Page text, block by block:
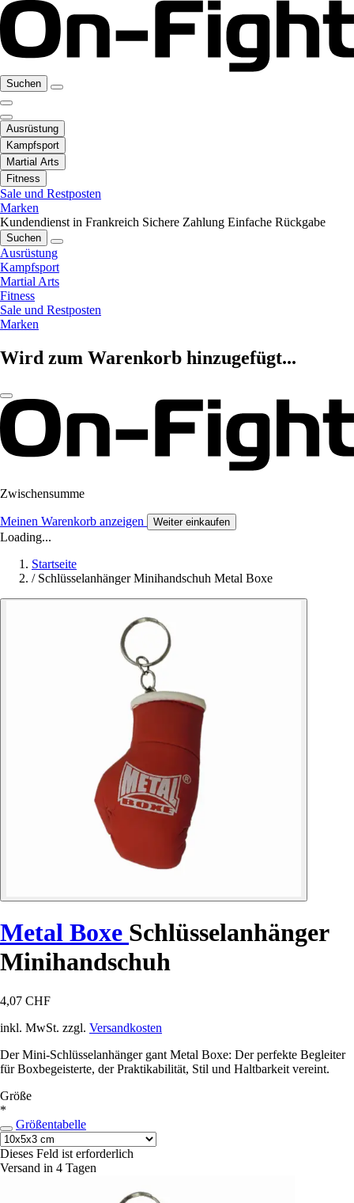
Suchen
Ausrüstung
Kampfsport
Martial Arts
Fitness
Sale und Restposten
Marken
Kundendienst in Frankreich Sichere Zahlung Einfache Rückgabe
Suchen
Ausrüstung
Kampfsport
Martial Arts
Fitness
Sale und Restposten
Marken
Wird zum Warenkorb hinzugefügt...
Zwischensumme
Meinen Warenkorb anzeigen Weiter einkaufen
Loading...
Startseite
/ Schlüsselanhänger Minihandschuh Metal Boxe
Metal Boxe Schlüsselanhänger
Minihandschuh
4,07 CHF
inkl. MwSt. zzgl. Versandkosten
Der Mini-Schlüsselanhänger gant Metal Boxe: Der perfekte Begleiter
für Boxbegeisterte, der Praktikabilität, Stil und Haltbarkeit vereint.
Größe
*
Größentabelle
Dieses Feld ist erforderlich
Versand in 4 Tagen